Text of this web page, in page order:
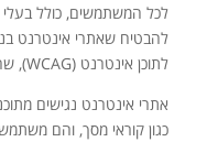
לכל המשתמשים, כולל בעלי
להבטיח שאתרי אינטרנט
לתוכן אינטרנט (WCAG), שהם סטנדרטים לנגישות אתרים.
אתרי אינטרנט נגישים
כגון קוראי מסך, והם